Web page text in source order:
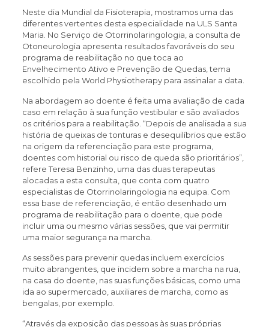
Neste dia Mundial da Fisioterapia, mostramos uma das
diferentes vertentes desta especialidade na ULS Santa
Maria. No Serviço de Otorrinolaringologia, a consulta de
Otoneurologia apresenta resultados favoráveis do seu
programa de reabilitação no que toca ao
Envelhecimento Ativo e Prevenção de Quedas, tema
escolhido pela World Physiotherapy para assinalar a data.
Na abordagem ao doente é feita uma avaliação de cada
caso em relação à sua função vestibular e são avaliados
os critérios para a reabilitação. “Depois de analisada a sua
história de queixas de tonturas e desequilíbrios que estão
na origem da referenciação para este programa,
doentes com historial ou risco de queda são prioritários”,
refere Teresa Benzinho, uma das duas terapeutas
alocadas a esta consulta, que conta com quatro
especialistas de Otorrinolaringologia na equipa. Com
essa base de referenciação, é então desenhado um
programa de reabilitação para o doente, que pode
incluir uma ou mesmo várias sessões, que vai permitir
uma maior segurança na marcha.
As sessões para prevenir quedas incluem exercícios
muito abrangentes, que incidem sobre a marcha na rua,
na casa do doente, nas suas funções básicas, como uma
ida ao supermercado, auxiliares de marcha, como as
bengalas, por exemplo.
“Através da exposição das pessoas às suas próprias